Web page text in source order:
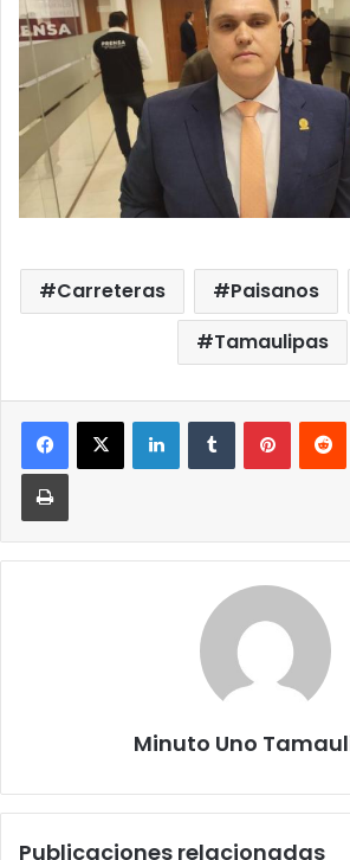
Carreteras Paisanos
Tamaulipas
LinkedInTumblr
Imprimir
Minuto Uno
Publicaciones relacionadas